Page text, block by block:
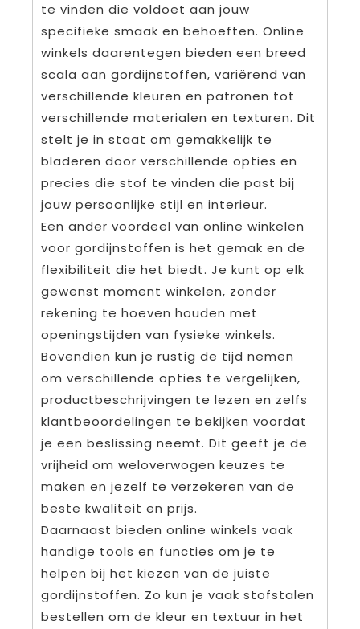
te vinden die voldoet aan jouw
specifieke smaak en behoeften. Online
winkels daarentegen bieden een breed
scala aan gordijnstoffen, variërend van
verschillende kleuren en patronen tot
verschillende materialen en texturen. Dit
stelt je in staat om gemakkelijk te
bladeren door verschillende opties en
precies die stof te vinden die past bij
jouw persoonlijke stijl en interieur.
Een ander voordeel van online winkelen
voor gordijnstoffen is het gemak en de
flexibiliteit die het biedt. Je kunt op elk
gewenst moment winkelen, zonder
rekening te hoeven houden met
openingstijden van fysieke winkels.
Bovendien kun je rustig de tijd nemen
om verschillende opties te vergelijken,
productbeschrijvingen te lezen en zelfs
klantbeoordelingen te bekijken voordat
je een beslissing neemt. Dit geeft je de
vrijheid om weloverwogen keuzes te
maken en jezelf te verzekeren van de
beste kwaliteit en prijs.
Daarnaast bieden online winkels vaak
handige tools en functies om je te
helpen bij het kiezen van de juiste
gordijnstoffen. Zo kun je vaak stofstalen
bestellen om de kleur en textuur in het